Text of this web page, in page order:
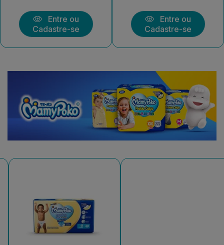
Entre ou
Cadastre-se
Entre ou
Cadastre-se